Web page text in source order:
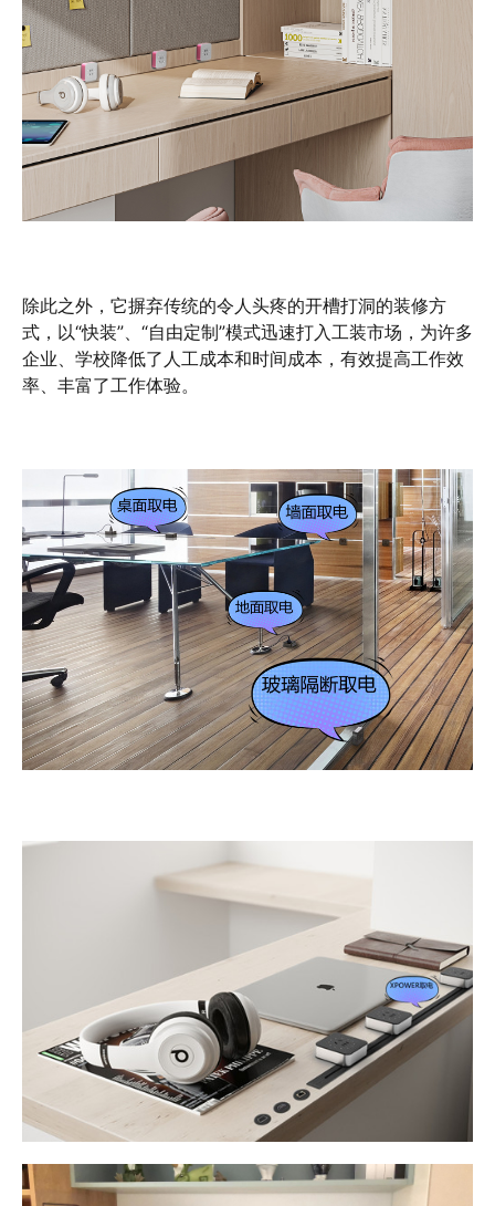
除此之外，它摒弃传统的令人头疼的开槽打洞的装修方
式，以“快装”、“自由定制”模式迅速打入工装市场，为许多
企业、学校降低了人工成本和时间成本，有效提高工作效
率、丰富了工作体验。